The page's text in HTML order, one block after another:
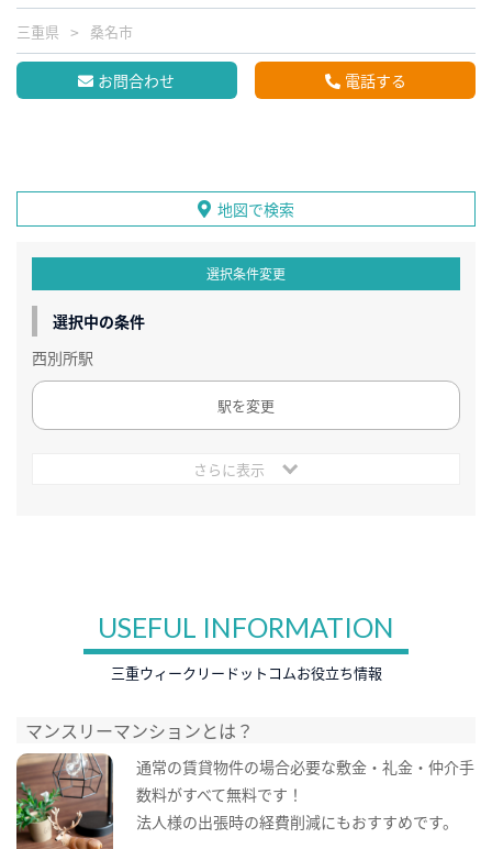
三重県 桑名市
お問合わせ 電話する
地図で検索
選択条件変更
選択中の条件
西別所駅
駅を変更
さらに表示
USEFUL INFORMATION
三重ウィークリードットコムお役立ち情報
マンスリーマンションとは？
通常の賃貸物件の場合必要な敷金・礼金・仲介手
数料がすべて無料です！
法人様の出張時の経費削減にもおすすめです。